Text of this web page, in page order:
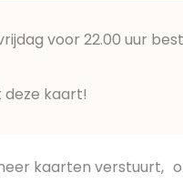
voor 22.00 uur
kaart!
kaarten verstuurt,